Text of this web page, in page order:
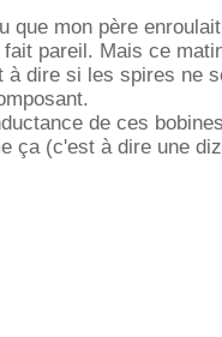
que mon père
pareil. Mais ce
à dire si les spires ne
de ces
ça (c'est à dire une